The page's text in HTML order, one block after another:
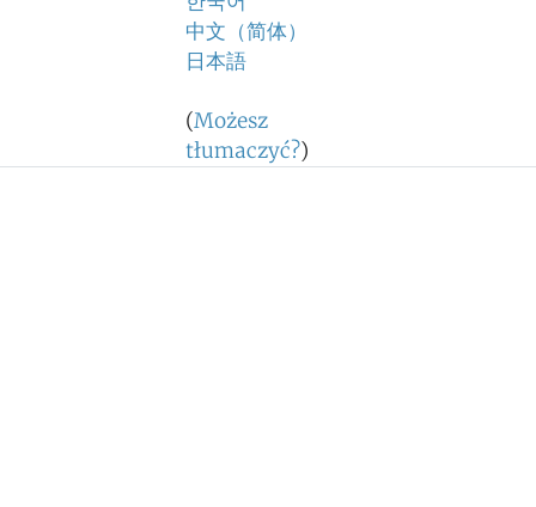
中文（简体）
日本語
(Możesz
tłumaczyć?)